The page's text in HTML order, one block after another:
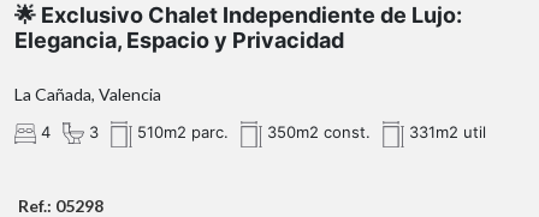
🌟 Exclusivo Chalet Independiente de Lujo:
Elegancia, Espacio y Privacidad
La Cañada, Valencia
4 3 510m2 parc. 350m2 const. 331m2 util
Ref.: 05298